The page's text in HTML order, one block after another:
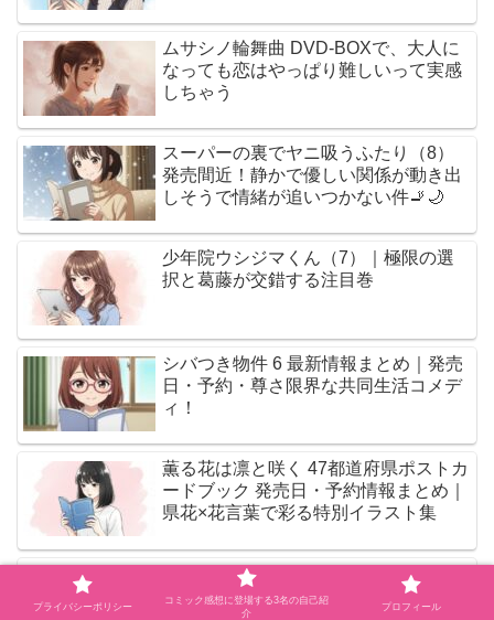
ムサシノ輪舞曲 DVD-BOXで、大人に
なっても恋はやっぱり難しいって実感
しちゃう
スーパーの裏でヤニ吸うふたり（8）
発売間近！静かで優しい関係が動き出
しそうで情緒が追いつかない件🚬🌙
少年院ウシジマくん（7）｜極限の選
択と葛藤が交錯する注目巻
シバつき物件 6 最新情報まとめ｜発売
日・予約・尊さ限界な共同生活コメデ
ィ！
薫る花は凛と咲く 47都道府県ポストカ
ードブック 発売日・予約情報まとめ｜
県花×花言葉で彩る特別イラスト集
住みにごり10巻ネタバレ感想｜フミヤ
と末吉の崩壊寸前な展開が苦しすぎる
プライバシーポリシー
コミック感想に登場する3名の自己紹
介
プロフィール